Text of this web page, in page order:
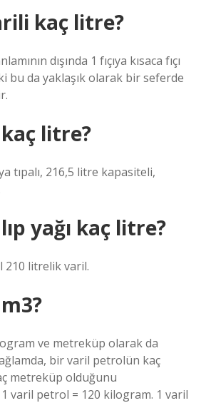
kaç litre?
dışında 1 fıçıya kısaca fıçı
bu da yaklaşık olarak bir seferde
litre?
tıpalı, 216,5 litre kapasiteli,
yağı kaç litre?
210 litrelik varil.
ve metreküp olarak da
bir varil petrolün kaç
metreküp olduğunu
varil petrol = 120 kilogram. 1 varil